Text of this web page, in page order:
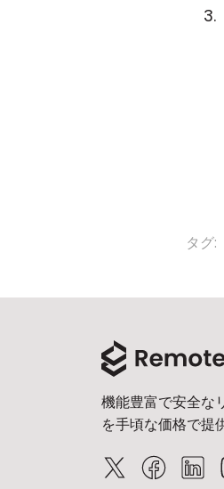
タグ:
機能豊富で安全な
を手頃な価格で提